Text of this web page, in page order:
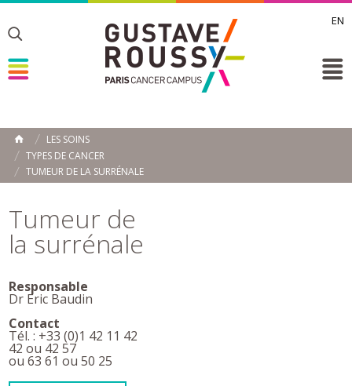
EN
Toggle
Toggle
Toggle
ACCUEIL
LES SOINS
TYPES DE CANCER
TUMEUR DE LA SURRÉNALE
Tumeur de
la surrénale
Responsable
Dr Eric Baudin
Contact
Tél. : +33 (0)1 42 11 42
42 ou 42 57
ou 63 61 ou 50 25